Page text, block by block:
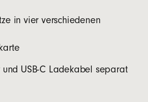
in vier verschiedenen
USB-C Ladekabel separat